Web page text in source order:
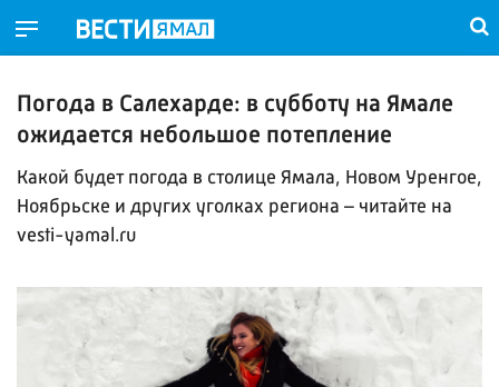
Погода в Салехарде: в субботу на Ямале
ожидается небольшое потепление
Какой будет погода в столице Ямала, Новом Уренгое,
Ноябрьске и других уголках региона – читайте на
vesti-yamal.ru